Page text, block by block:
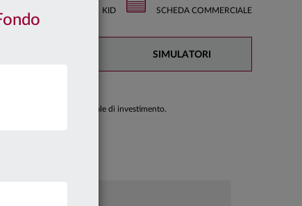
SCHEDA COMMERCIALE
KID
SIMULATORI
una decisione finale di investimento.